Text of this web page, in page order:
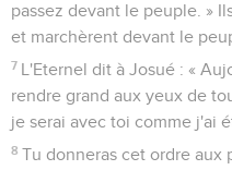
passez devant le peuple. »
et marchèrent devant le
7 L'Eternel dit à Josué : «
rendre grand aux yeux de
je serai avec toi comme j'ai
8 Tu donneras cet ordre aux